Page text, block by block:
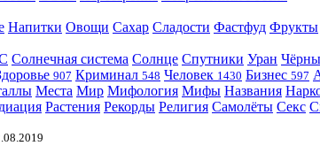
Напитки Овощи Сахар Сладости Фастфуд Фрукты
Солнечная система Солнце Спутники Уран
907 Криминал 548 Человек 1430 Бизнес 597
Места Мир Мифология Мифы Названия
Растения Рекорды Религия Самолёты Секс